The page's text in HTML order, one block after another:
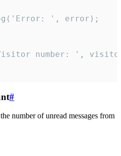
', error);
number: ',
#
number of unread messages from